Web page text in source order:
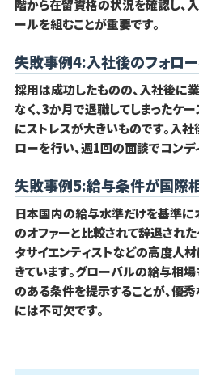
階から在留資格の状況を確認し、
ールを組むことが重要です。
失敗事例4:入社後のフォロ
採用は成功したものの、入社後に
なく、3か月で退職してしまったケ
にストレスが大きいものです。入
ローを行い、週1回の面談でコンデ
失敗事例5:給与条件が国際
日本国内の給与水準だけを基準に
のオファーと比較されて辞退され
タサイエンティストなどの高度人
きています。グローバルの給与相
のある条件を提示することが、優
には不可欠です。